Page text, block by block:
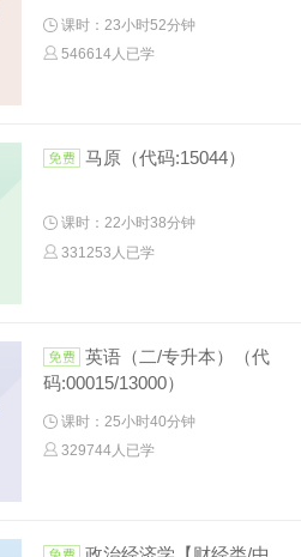
课时：23小时52分钟
546614人已学
马原（代码:15044）
课时：22小时38分钟
331253人已学
英语（二/专升本）（代
码:00015/13000）
课时：25小时40分钟
329744人已学